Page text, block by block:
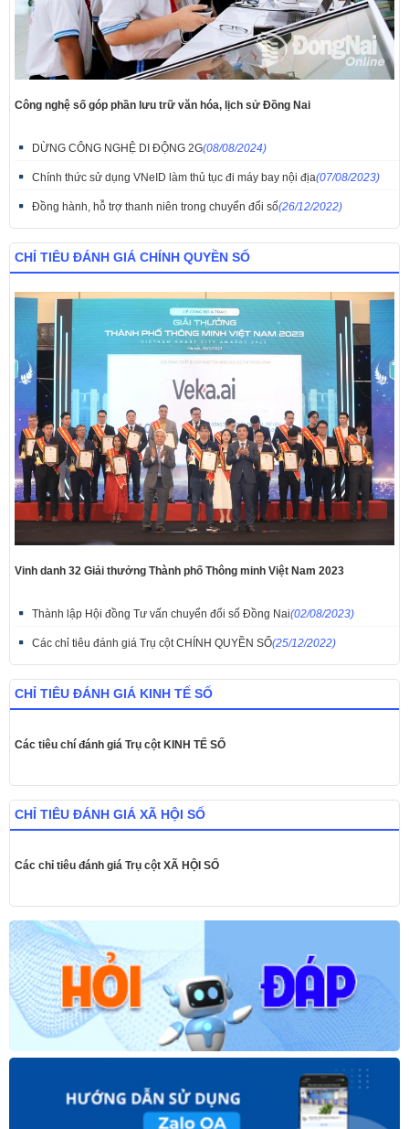
Công nghệ số góp phần lưu trữ văn hóa, lịch sử Đồng Nai
DỪNG CÔNG NGHỆ DI ĐỘNG 2G(08/08/2024)
Chính thức sử dụng VNeID làm thủ tục đi máy bay nội địa(07/08/2023)
Đồng hành, hỗ trợ thanh niên trong chuyển đổi số(26/12/2022)
CHỈ TIÊU ĐÁNH GIÁ CHÍNH QUYỀN SỐ
Vinh danh 32 Giải thưởng Thành phố Thông minh Việt Nam 2023
Thành lập Hội đồng Tư vấn chuyển đổi số Đồng Nai(02/08/2023)
Các chỉ tiêu đánh giá Trụ cột CHÍNH QUYỀN SỐ(25/12/2022)
CHỈ TIÊU ĐÁNH GIÁ KINH TẾ SỐ
Các tiêu chí đánh giá Trụ cột KINH TẾ SỐ
CHỈ TIÊU ĐÁNH GIÁ XÃ HỘI SỐ
Các chỉ tiêu đánh giá Trụ cột XÃ HỘI SỐ